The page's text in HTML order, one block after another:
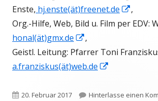
Enste, hj.enste(ät)freenet.de
In
neuem
öffnen
,
Org.-Hilfe, Web, Bild u. Film per EDV:
honal(ät)gmx.de
In
neuem
Fenster
,
Geistl. Leitung: Pfarrer Toni
a.franziskus(ät)web.de
Fenster
Veröffentlicht
20. Februar 2017 Hinterlasse einen